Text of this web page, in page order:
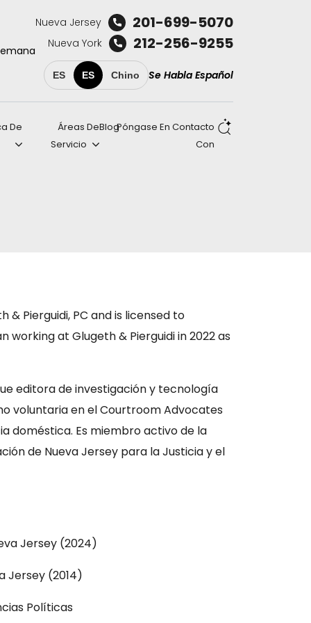
Nueva Jersey 201-699-5070
Nueva York 212-256-9255
ES ES Chino Se Habla Español
De
Áreas De
Servicio
BlogPóngase En Contacto
Con
& Pierguidi, PC and is licensed to
working at Glugeth & Pierguidi in 2022 as
editora de investigación y tecnología
voluntaria en el Courtroom Advocates
doméstica. Es miembro activo de la
de Nueva Jersey para la Justicia y el
Jersey (2024)
Jersey (2014)
Políticas